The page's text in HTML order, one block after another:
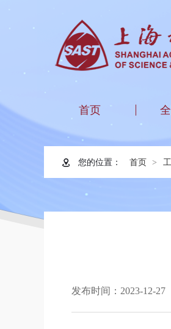
首页
您的位置： 首页
发布时间：2023-12-27